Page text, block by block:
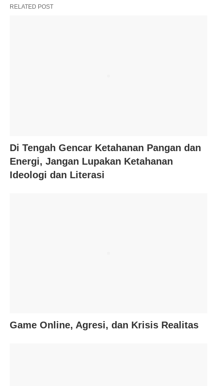
RELATED POST
Di Tengah Gencar Ketahanan Pangan dan
Energi, Jangan Lupakan Ketahanan
Ideologi dan Literasi
Game Online, Agresi, dan Krisis Realitas